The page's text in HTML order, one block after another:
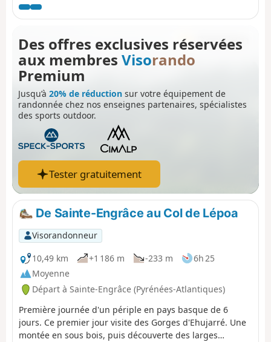
randonneurs et pèlerins (GR®65), sont achevés et
permettent maintenant de découvrir ce site exceptionnel
Profitons-en !
Des offres exclusives réservées
aux membres Visorando
Premium
Jusqu’à 20% de réduction sur votre équipement de
randonnée chez nos enseignes partenaires, spécialistes
des sports outdoor.
Tester gratuitement
De Sainte-Engrâce au Col de Lépoa
Visorandonneur
10,49 km
+1 186 m -233 m
6h 25
Moyenne
Départ à Sainte-Engrâce (Pyrénées-Atlantiques)
Première journée d'un périple en pays basque de 6
jours. Ce premier jour visite des Gorges d'Ehujarré. Une
montée en sous bois, puis découverte des larges